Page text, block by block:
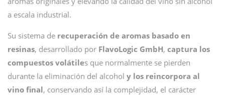
a escala industrial.
Su sistema de recuperación de aromas basado en
resinas, desarrollado por FlavoLogic GmbH, captura los
compuestos volátiles que normalmente se pierden
durante la eliminación del alcohol y los reincorpora al
vino final, conservando así la complejidad, el carácter